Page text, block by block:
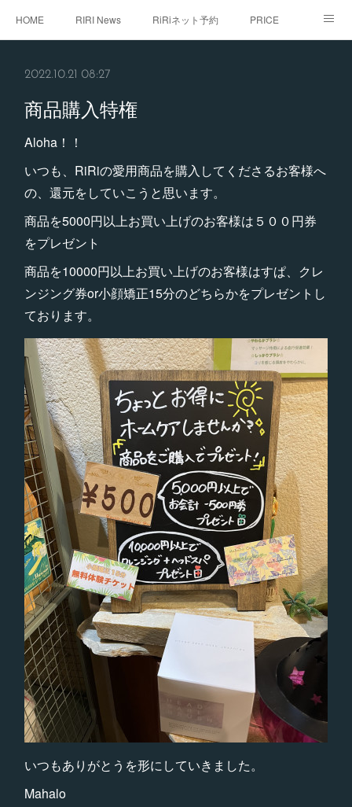
HOME RIRI News RiRiネット予約 PRICE
2022.10.21 08:27
商品購入特権
Aloha！！
いつも、RiRiの愛用商品を購入してくださるお客様へ
の、還元をしていこうと思います。
商品を5000円以上お買い上げのお客様は５００円券
をプレゼント
商品を10000円以上お買い上げのお客様はすぱ、クレ
ンジング券or小顔矯正15分のどちらかをプレゼントし
ております。
いつもありがとうを形にしていきました。
Mahalo